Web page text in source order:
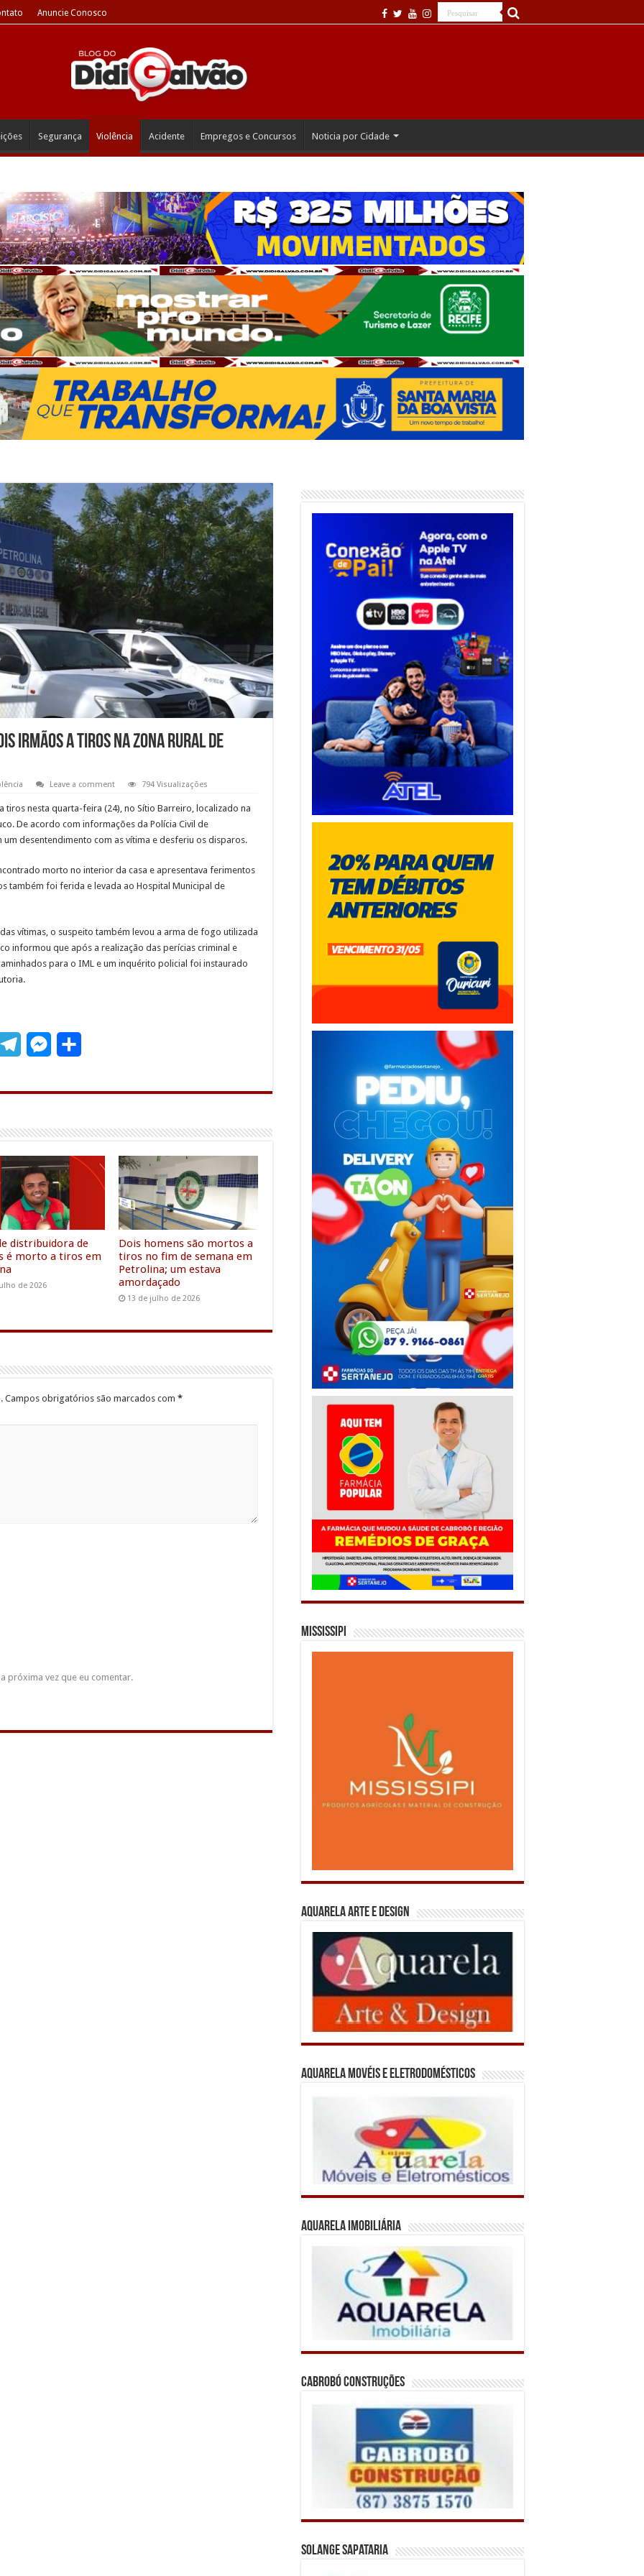
Anuncie Conosco
Segurança Violência Acidente Empregos e Concursos Noticia por Cidade
irmãos a tiros na zona rural de
Leave a comment 794 Visualizações
nesta quarta-feira (24), no Sítio Barreiro, localizado na
De acordo com informações da Polícia Civil de
desentendimento com as vítima e desferiu os disparos.
morto no interior da casa e apresentava ferimentos
também foi ferida e levada ao Hospital Municipal de
vítimas, o suspeito também levou a arma de fogo utilizada
informou que após a realização das perícias criminal e
para o IML e um inquérito policial foi instaurado
l
g
r
a
m
s
e
n
g
e
r
a
e
distribuidora de
é morto a tiros em
de 2026
Dois homens são mortos a
tiros no fim de semana em
Petrolina; um estava
amordaçado
13 de julho de 2026
Campos obrigatórios são marcados com *
próxima vez que eu comentar.
Mississipi
Aquarela Arte e Design
Aquarela Movéis e Eletrodomésticos
Aquarela Imobiliária
Cabrobó Construções
Solange Sapataria